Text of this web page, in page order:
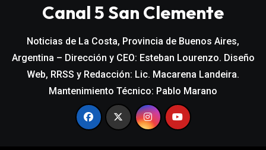
Canal 5 San Clemente
Noticias de La Costa, Provincia de Buenos Aires,
Argentina – Dirección y CEO: Esteban Lourenzo. Diseño
Web, RRSS y Redacción: Lic. Macarena Landeira.
Mantenimiento Técnico: Pablo Marano